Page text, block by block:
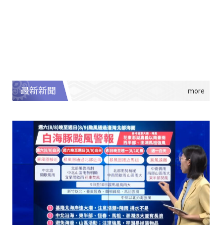
最新新聞